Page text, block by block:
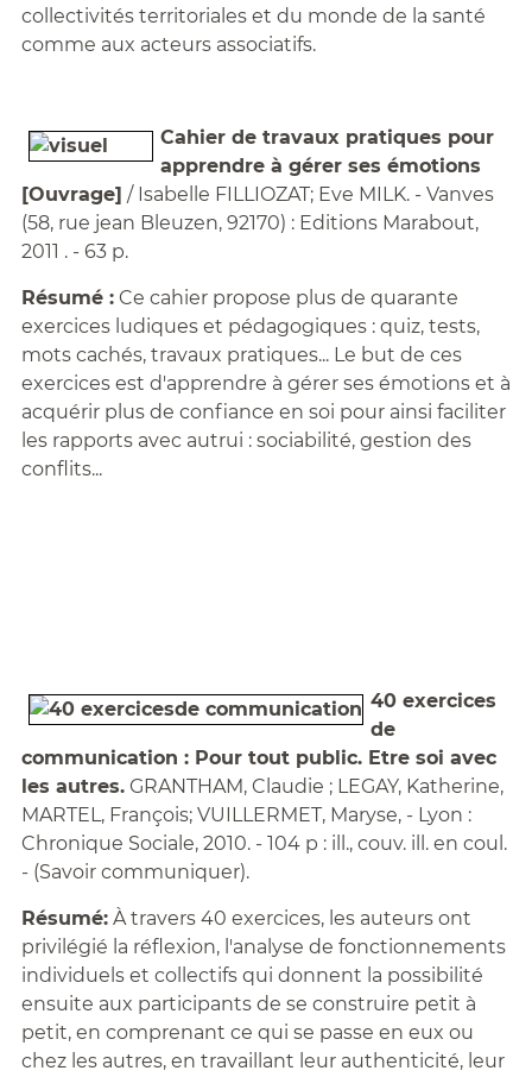
collectivités territoriales et du monde de la santé
comme aux acteurs associatifs.
Cahier de travaux pratiques pour
apprendre à gérer ses émotions
[Ouvrage] / Isabelle FILLIOZAT; Eve MILK. - Vanves
(58, rue jean Bleuzen, 92170) : Editions Marabout,
2011 . - 63 p.
Résumé :Ce cahier propose plus de quarante
exercices ludiques et pédagogiques : quiz, tests,
mots cachés, travaux pratiques... Le but de ces
exercices est d'apprendre à gérer ses émotions et à
acquérir plus de confiance en soi pour ainsi faciliter
les rapports avec autrui : sociabilité, gestion des
conflits...
40 exercices
de
communication : Pour tout public. Etre soi avec
les autres.GRANTHAM, Claudie ; LEGAY, Katherine,
MARTEL, François; VUILLERMET, Maryse, - Lyon :
Chronique Sociale, 2010. - 104 p : ill., couv. ill. en coul.
- (Savoir communiquer).
Résumé:À travers 40 exercices, les auteurs ont
privilégié la réflexion, l'analyse de fonctionnements
individuels et collectifs qui donnent la possibilité
ensuite aux participants de se construire petit à
petit, en comprenant ce qui se passe en eux ou
chez les autres, en travaillant leur authenticité, leur